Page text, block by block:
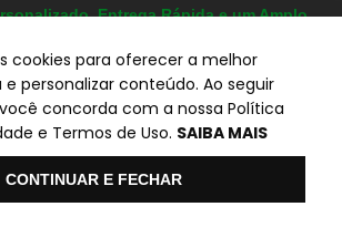
Entrega Rápida e um Amplo
Peças Automotivas Ltda.
42 - Av. Avelino Capellato, 450 - Santa
SP - CEP 13284-480.
cookies para oferecer a melhor
e personalizar conteúdo. Ao seguir
concorda com a nossa Política
e Termos de Uso. SAIBA MAIS
CONTINUAR E FECHAR